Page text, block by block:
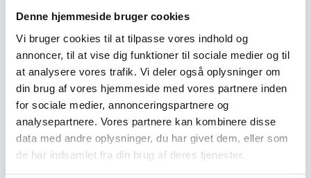
Denne hjemmeside bruger cookies
Vi bruger cookies til at tilpasse vores indhold og
annoncer, til at vise dig funktioner til sociale medier og til
at analysere vores trafik. Vi deler også oplysninger om
din brug af vores hjemmeside med vores partnere inden
for sociale medier, annonceringspartnere og
analysepartnere. Vores partnere kan kombinere disse
data med andre oplysninger, du har givet dem, eller som
de har indsamlet fra din brug af deres tjenester.
Ukrudtsbekæmpelse
Vaskeri Produkter
Vedligeholdelsesprodukter
Værktøj
Affaldsudstyr
Beskæresaks
Grensaks
Lygter
Opsamlere
Save
Snerydning
Teleskopværktøj
Værnemidler